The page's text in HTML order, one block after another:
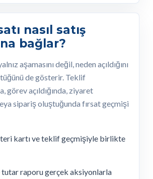
nasıl satış
bağlar?
aşamasını değil, neden açıldığını
de gösterir. Teklif
görev açıldığında, ziyaret
sipariş oluştuğunda fırsat geçmişi
kartı ve teklif geçmişiyle birlikte
tutar raporu gerçek aksiyonlarla